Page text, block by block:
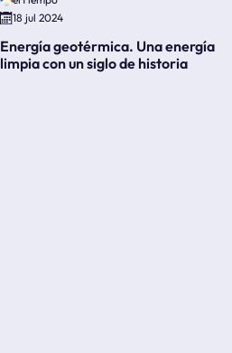
18 jul 2024
Energía geotérmica. Una energía
limpia con un siglo de historia